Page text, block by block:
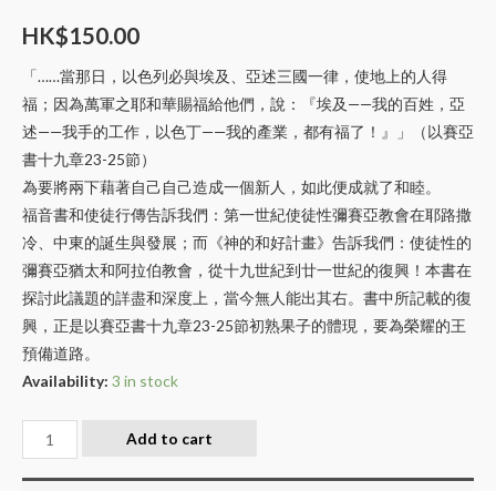
HK$150.00
「……當那日，以色列必與埃及、亞述三國一律，使地上的人得
福；因為萬軍之耶和華賜福給他們，說：『埃及——我的百姓，亞
述——我手的工作，以色丁——我的產業，都有福了！』」（以賽亞
書十九章23-25節）
為要將兩下藉著自己自己造成一個新人，如此便成就了和睦。
福音書和使徒行傳告訴我們：第一世紀使徒性彌賽亞教會在耶路撒
冷、中東的誕生與發展；而《神的和好計畫》告訴我們：使徒性的
彌賽亞猶太和阿拉伯教會，從十九世紀到廿一世紀的復興！本書在
探討此議題的詳盡和深度上，當今無人能出其右。書中所記載的復
興，正是以賽亞書十九章23-25節初熟果子的體現，要為榮耀的王
預備道路。
Availability: 3 in stock
Add to cart